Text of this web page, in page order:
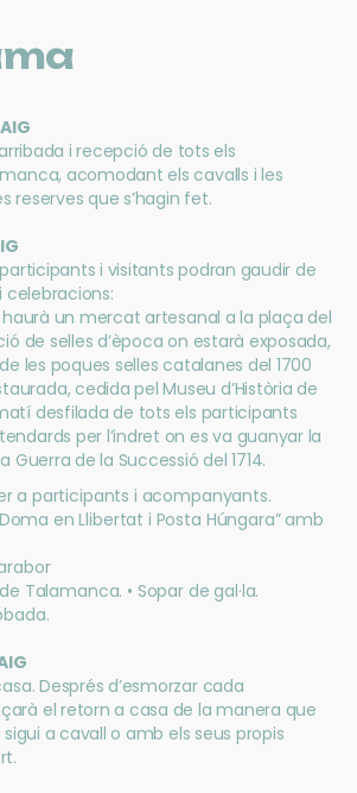
i recepció de tots els
acomodant els cavalls i les
reserves que s’hagin fet.
i visitants podran gaudir de
celebracions:
un mercat artesanal a la plaça del
de selles d’època on estarà exposada,
les poques selles catalanes del 1700
cedida pel Museu d’Història de
desfilada de tots els participants
per l’indret on es va guanyar la
Guerra de la Successió del 1714.
a participants i acompanyants.
en Llibertat i Posta Húngara” amb
Talamanca. • Sopar de gal·la.
Després d’esmorzar cada
el retorn a casa de la manera que
a cavall o amb els seus propis